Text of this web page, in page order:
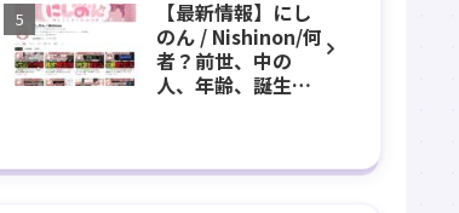
レ、ホラー、心
霊、うっちゃん、
メンバーなどのプ
ロフィール、
【最新情報】にし
のん / Nishinon/何
者？前世、中の
人、年齢、誕生
ニコなどのプロフ